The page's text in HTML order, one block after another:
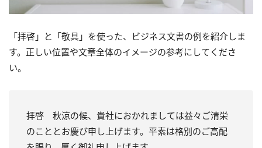
「拝啓」と「敬具」を使った、ビジネス文書の例を紹介しま
す。正しい位置や文章全体のイメージの参考にしてくださ
い。
拝啓 秋涼の候、貴社におかれましては益々ご清栄
のこととお慶び申し上げます。平素は格別のご高配